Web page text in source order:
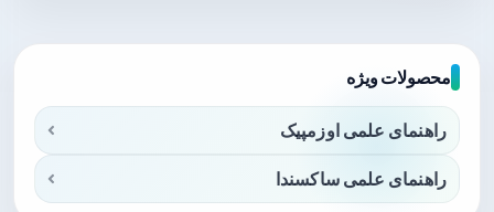
محصولات ویژه
راهنمای علمی اوزمپیک
راهنمای علمی ساکسندا